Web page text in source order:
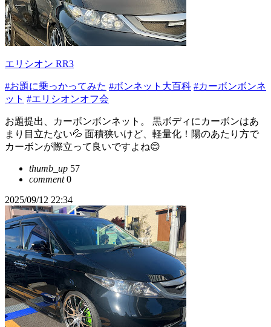
エリシオン RR3
#お題に乗っかってみた #ボンネット大百科 #カーボンボンネ
ット #エリシオンオフ会
お題提出、カーボンボンネット。 黒ボディにカーボンはあ
まり目立たない💦 面積狭いけど、軽量化！陽のあたり方で
カーボンが際立って良いですよね😊
thumb_up 57
comment0
2025/09/12 22:34